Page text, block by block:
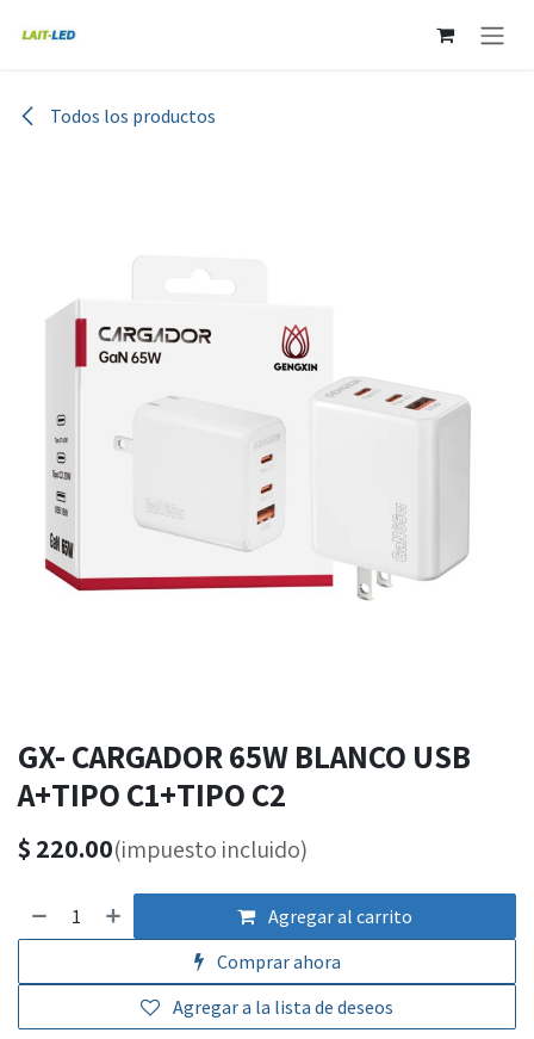
Todos los productos
GX- CARGADOR 65W BLANCO USB
A+TIPO C1+TIPO C2
$ 220.00(impuesto incluido)
Agregar al carrito
Comprar ahora
Agregar a la lista de deseos